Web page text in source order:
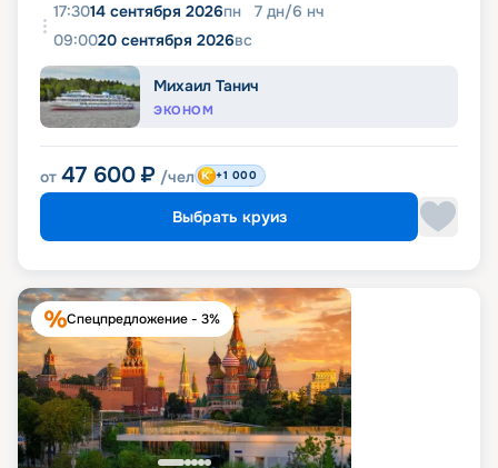
17:3014 сентября 2026пн 7 дн/6 нч
09:0020 сентября 2026вс
Михаил Танич
ЭКОНОМ
от 47 600 ₽ /чел +1 000
Выбрать круиз
Спецпредложение - 3%